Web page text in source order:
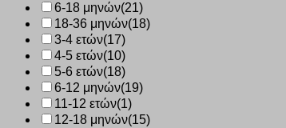
6-18 μηνών(21)
18-36 μηνών(18)
3-4 ετών(17)
4-5 ετών(10)
5-6 ετών(18)
6-12 μηνών(19)
11-12 ετών(1)
12-18 μηνών(15)